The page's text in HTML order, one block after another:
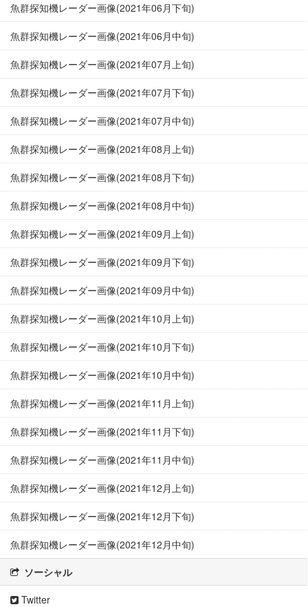
魚群探知機レーダー画像(2021年06月下旬)
魚群探知機レーダー画像(2021年06月中旬)
魚群探知機レーダー画像(2021年07月上旬)
魚群探知機レーダー画像(2021年07月下旬)
魚群探知機レーダー画像(2021年07月中旬)
魚群探知機レーダー画像(2021年08月上旬)
魚群探知機レーダー画像(2021年08月下旬)
魚群探知機レーダー画像(2021年08月中旬)
魚群探知機レーダー画像(2021年09月上旬)
魚群探知機レーダー画像(2021年09月下旬)
魚群探知機レーダー画像(2021年09月中旬)
魚群探知機レーダー画像(2021年10月上旬)
魚群探知機レーダー画像(2021年10月下旬)
魚群探知機レーダー画像(2021年10月中旬)
魚群探知機レーダー画像(2021年11月上旬)
魚群探知機レーダー画像(2021年11月下旬)
魚群探知機レーダー画像(2021年11月中旬)
魚群探知機レーダー画像(2021年12月上旬)
魚群探知機レーダー画像(2021年12月下旬)
魚群探知機レーダー画像(2021年12月中旬)
ソーシャル
Twitter